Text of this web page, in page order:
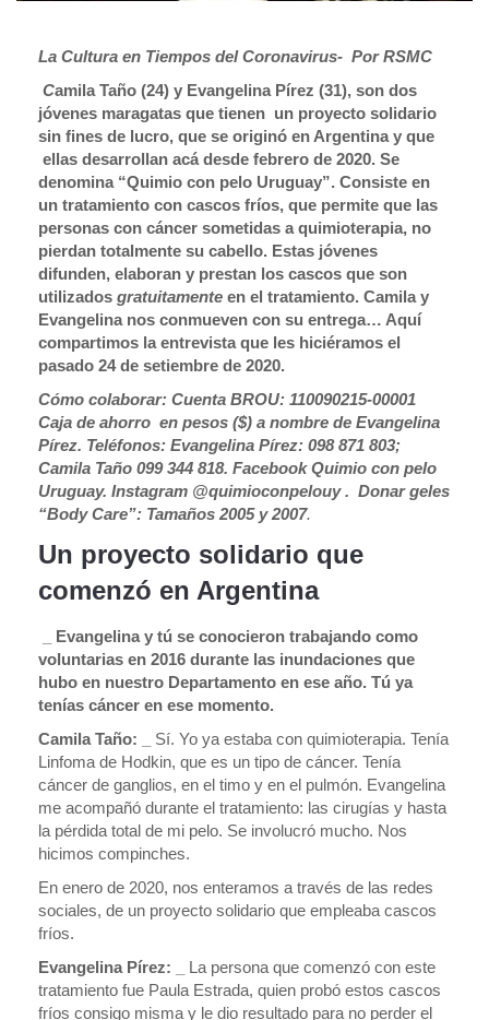
La Cultura en Tiempos del Coronavirus- Por RSMC
Camila Taño (24) y Evangelina Pírez (31), son dos
jóvenes maragatas que tienen un proyecto solidario
sin fines de lucro, que se originó en Argentina y que
ellas desarrollan acá desde febrero de 2020. Se
denomina “Quimio con pelo Uruguay”. Consiste en
un tratamiento con cascos fríos, que permite que las
personas con cáncer sometidas a quimioterapia, no
pierdan totalmente su cabello. Estas jóvenes
difunden, elaboran y prestan los cascos que son
utilizados gratuitamente en el tratamiento. Camila y
Evangelina nos conmueven con su entrega… Aquí
compartimos la entrevista que les hiciéramos el
pasado 24 de setiembre de 2020.
Cómo colaborar: Cuenta BROU: 110090215-00001
Caja de ahorro en pesos ($) a nombre de Evangelina
Pírez. Teléfonos: Evangelina Pírez: 098 871 803;
Camila Taño 099 344 818. Facebook Quimio con pelo
Uruguay. Instagram @quimioconpelouy . Donar geles
“Body Care”: Tamaños 2005 y 2007.
Un proyecto solidario que
comenzó en Argentina
_ Evangelina y tú se conocieron trabajando como
voluntarias en 2016 durante las inundaciones que
hubo en nuestro Departamento en ese año. Tú ya
tenías cáncer en ese momento.
Camila Taño: _ Sí. Yo ya estaba con quimioterapia. Tenía
Linfoma de Hodkin, que es un tipo de cáncer. Tenía
cáncer de ganglios, en el timo y en el pulmón. Evangelina
me acompañó durante el tratamiento: las cirugías y hasta
la pérdida total de mi pelo. Se involucró mucho. Nos
hicimos compinches.
En enero de 2020, nos enteramos a través de las redes
sociales, de un proyecto solidario que empleaba cascos
fríos.
Evangelina Pírez: _ La persona que comenzó con este
tratamiento fue Paula Estrada, quien probó estos cascos
fríos consigo misma y le dio resultado para no perder el